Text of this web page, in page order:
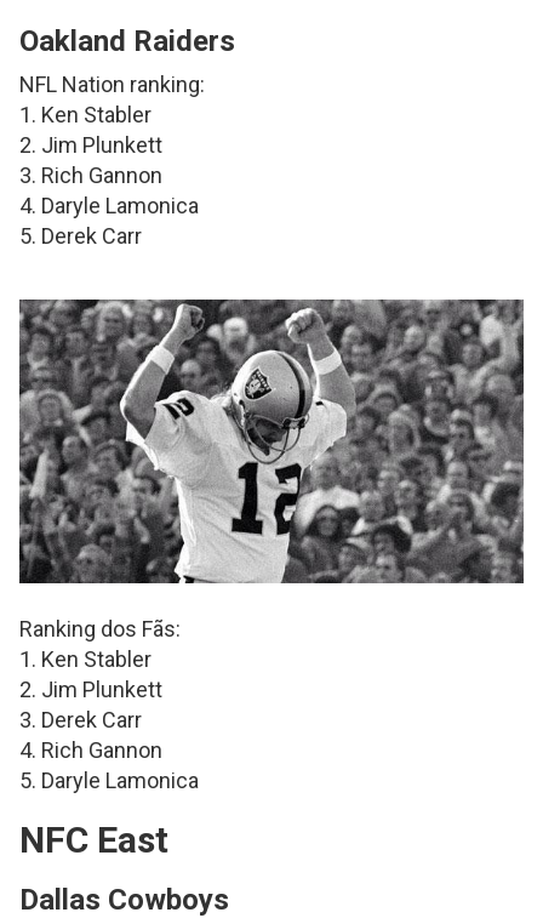
Oakland Raiders
NFL Nation ranking:
1. Ken Stabler
2. Jim Plunkett
3. Rich Gannon
4. Daryle Lamonica
5. Derek Carr
Ranking dos Fãs:
1. Ken Stabler
2. Jim Plunkett
3. Derek Carr
4. Rich Gannon
5. Daryle Lamonica
NFC East
Dallas Cowboys